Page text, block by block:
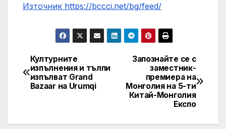
Източник https://bccci.net/bg/feed/
Post
navigation
Запознайте се с
заместник-
премиера на
Монголия на 5-ти
Китай-Монголия
Експо
Културните
изпълнения и тълпи
изпълват Grand
Bazaar на Urumqi